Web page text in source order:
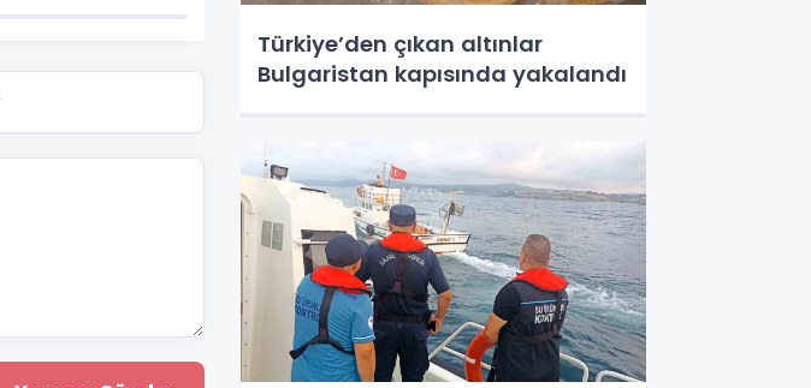
Türkiye’den çıkan altınlar
Bulgaristan kapısında yakalandı